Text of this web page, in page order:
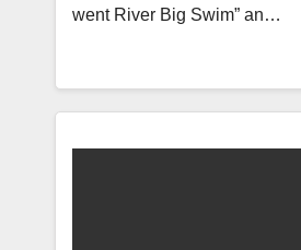
went Riv­er Big Swim” an…